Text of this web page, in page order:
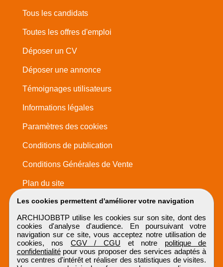
Les cookies permettent d'améliorer votre navigation
ARCHIJOBBTP utilise les cookies sur son site, dont des
cookies d'analyse d'audience. En poursuivant votre
navigation sur ce site, vous acceptez notre utilisation de
cookies, nos CGV / CGU et notre politique de
confidentialitépour vous proposer des services adaptés à
vos centres d'intérêt et réaliser des statistiques de visites.
Tous les candidats
Toutes les offres d'emploi
Déposer un CV
Déposer une annonce
Témoignages utilisateurs
Informations légales
Paramètres des cookies
Conditions de publication
Conditions Générales de Vente
Plan du site